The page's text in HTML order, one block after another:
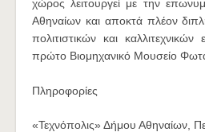
χώρος λειτουργεί με την
Αθηναίων και αποκτά πλέον
πολιτιστικών και
πρώτο Βιομηχανικό Μουσείο
Πληροφορίες
«Τεχνόπολις» Δήμου Αθηναίων,